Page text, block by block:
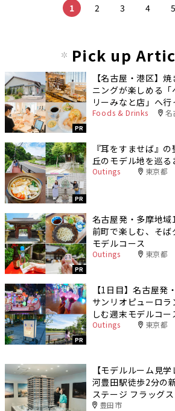
1 2 3 4 5
Pick up
PR
【名古屋・港区】
ニングが楽しめる
リーみなと店」へ行
Foods & Drinks 名
PR
『耳をすませば』
丘のモデル地を巡る
Outings 東京都
PR
名古屋発・多摩地
前町で楽しむ、そ
モデルコース
Outings 東京都
PR
【1日目】名古屋発
サンリオピューロ
しむ週末モデルコー
Outings 東京都
【モデルルーム見
河豊田駅徒歩2分の
ステージ フラッグス
豊田市